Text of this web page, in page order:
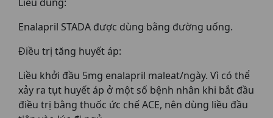
Enalapril STADA được dùng bằng đường uống.
Điều trị tăng huyết áp:
Liều khởi đầu 5mg enalapril maleat/ngày. Vì có thể
xảy ra tụt huyết áp ở một số bệnh nhân khi bắt đầu
điều trị bằng thuốc ức chế ACE, nên dùng liều đầu